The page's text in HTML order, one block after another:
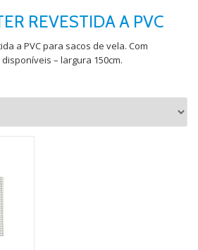
REVESTIDA A PVC
a PVC para sacos de vela. Com
– largura 150cm.